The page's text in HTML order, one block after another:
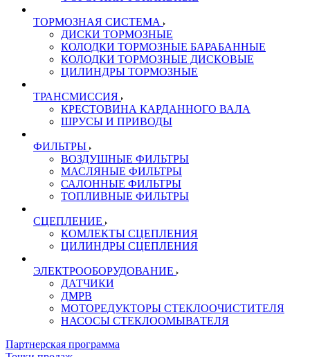
ТОРМОЗНАЯ СИСТЕМА
ДИСКИ ТОРМОЗНЫЕ
КОЛОДКИ ТОРМОЗНЫЕ БАРАБАННЫЕ
КОЛОДКИ ТОРМОЗНЫЕ ДИСКОВЫЕ
ЦИЛИНДРЫ ТОРМОЗНЫЕ
ТРАНСМИССИЯ
КРЕСТОВИНА КАРДАННОГО ВАЛА
ШРУСЫ И ПРИВОДЫ
ФИЛЬТРЫ
ВОЗДУШНЫЕ ФИЛЬТРЫ
МАСЛЯНЫЕ ФИЛЬТРЫ
САЛОННЫЕ ФИЛЬТРЫ
ТОПЛИВНЫЕ ФИЛЬТРЫ
СЦЕПЛЕНИЕ
КОМЛЕКТЫ СЦЕПЛЕНИЯ
ЦИЛИНДРЫ СЦЕПЛЕНИЯ
ЭЛЕКТРООБОРУДОВАНИЕ
ДАТЧИКИ
ДМРВ
МОТОРЕДУКТОРЫ СТЕКЛООЧИСТИТЕЛЯ
НАСОСЫ СТЕКЛООМЫВАТЕЛЯ
Партнерская программа